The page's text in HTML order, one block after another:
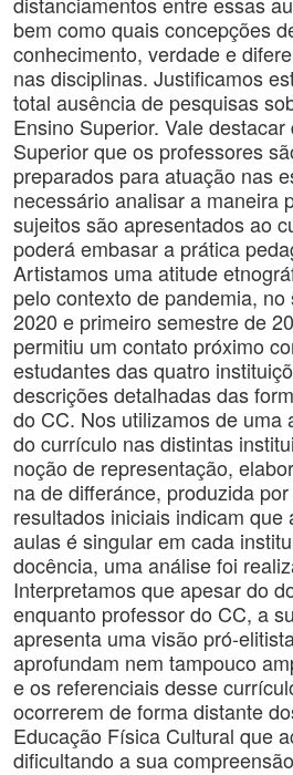
bem como quais concepções
conhecimento, verdade e
nas disciplinas. Justificamos
total ausência de pesquisas
Ensino Superior. Vale
Superior que os professores
preparados para atuação nas
necessário analisar a maneira
sujeitos são apresentados ao
poderá embasar a prática
Artistamos uma atitude
pelo contexto de pandemia,
2020 e primeiro semestre de
permitiu um contato próximo
estudantes das quatro
descrições detalhadas das
do CC. Nos utilizamos de uma
do currículo nas distintas
noção de representação,
na de differánce, produzida
resultados iniciais indicam que
aulas é singular em cada
docência, uma análise foi
Interpretamos que apesar do
enquanto professor do CC, a
apresenta uma visão pró-
aprofundam nem tampouco
e os referenciais desse
ocorrerem de forma distante
Educação Física Cultural que
dificultando a sua